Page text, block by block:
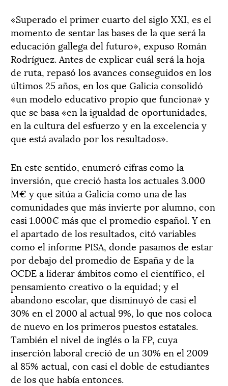
«Superado el primer cuarto del siglo XXI, es el
momento de sentar las bases de la que será la
educación gallega del futuro», expuso Román
Rodríguez. Antes de explicar cuál será la hoja
de ruta, repasó los avances conseguidos en los
últimos 25 años, en los que Galicia consolidó
«un modelo educativo propio que funciona» y
que se basa «en la igualdad de oportunidades,
en la cultura del esfuerzo y en la excelencia y
que está avalado por los resultados».
En este sentido, enumeró cifras como la
inversión, que creció hasta los actuales 3.000
M€ y que sitúa a Galicia como una de las
comunidades que más invierte por alumno, con
casi 1.000€ más que el promedio español. Y en
el apartado de los resultados, citó variables
como el informe PISA, donde pasamos de estar
por debajo del promedio de España y de la
OCDE a liderar ámbitos como el científico, el
pensamiento creativo o la equidad; y el
abandono escolar, que disminuyó de casi el
30% en el 2000 al actual 9%, lo que nos coloca
de nuevo en los primeros puestos estatales.
También el nivel de inglés o la FP, cuya
inserción laboral creció de un 30% en el 2009
al 85% actual, con casi el doble de estudiantes
de los que había entonces.